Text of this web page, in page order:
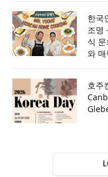
한국
조명
식
와
호주